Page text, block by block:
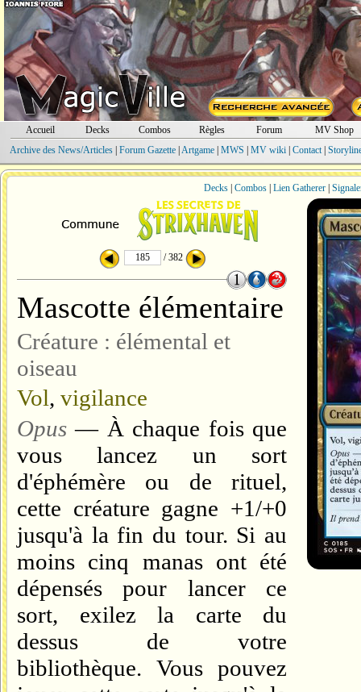
Accueil Decks Combos Règles Forum
MV Shop
Archive des News/Articles| Forum Gazette| Artgame| MWS MV wiki| Contact|
Decks| Combos| Lien Gatherer|
/ 382
Mascotte élémentaire
Créature : élémental et
oiseau
Vol, vigilance
Opus — À chaque fois que
vous lancez un sort
d'éphémère ou de rituel,
cette créature gagne +1/+0
jusqu'à la fin du tour. Si au
moins cinq manas ont été
dépensés pour lancer ce
sort, exilez la carte du
dessus de votre
bibliothèque. Vous pouvez